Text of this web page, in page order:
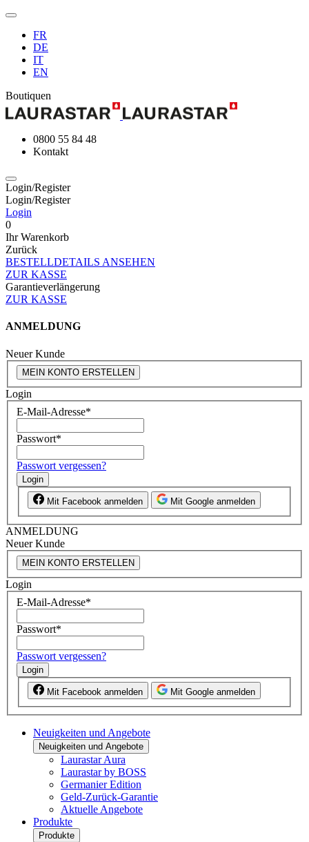
FR
DE
IT
EN
Boutiquen
0800 55 84 48
Kontakt
Login/Register
Login/Register
Login
0
Ihr Warenkorb
Zurück
BESTELLDETAILS ANSEHEN
ZUR KASSE
Garantieverlängerung
ZUR KASSE
ANMELDUNG
Neuer Kunde
MEIN KONTO ERSTELLEN
Login
E-Mail-Adresse*
Passwort*
Passwort vergessen?
Login
Mit Facebook anmelden Mit Google anmelden
ANMELDUNG
Neuer Kunde
MEIN KONTO ERSTELLEN
Login
E-Mail-Adresse*
Passwort*
Passwort vergessen?
Login
Mit Facebook anmelden Mit Google anmelden
Neuigkeiten und Angebote
Neuigkeiten und Angebote
Laurastar Aura
Laurastar by BOSS
Germanier Edition
Geld-Zurück-Garantie
Aktuelle Angebote
Produkte
Produkte